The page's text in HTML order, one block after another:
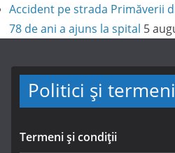
Accident pe strada Primăverii
78 de ani a ajuns la spital 5
Politici și termeni
Termeni și condiții